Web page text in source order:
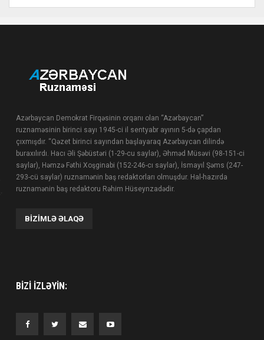
Azərbaycan Demokrat Firqəsinin orqanı olan “Azərbaycan”
ruznaməsinin birinci sayı 1945-ci il sentyabr ayının 5-də çapdan
çıxmışdır. “Qəzet birinci sayından başlayaraq Azərbaycan dilində
buraxılırdı. Hacı Əli Şəbüstəri (1-29-cu saylar), Əhməd Müsəvi (98-151-ci
saylar), Həmzə Fəthi Xoşginabi (152-246-cı saylar), İsmayıl Şəms (247-
293-cü saylar) ruznamənin baş redaktorları olmuşdur. Hal-hazırda
ruznamənin baş redaktoru Rəhim Hüseynzadədir.
BIZIMLƏ ƏLAQƏ
BIZI IZLƏYIN: